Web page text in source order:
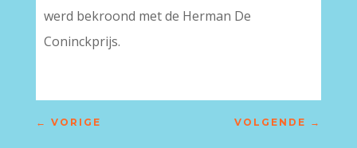
werd bekroond met de Herman De
Coninckprijs.
← VORIGE VOLGENDE →